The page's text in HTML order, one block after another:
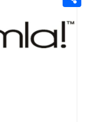
n
r
e
r
a
i
ld